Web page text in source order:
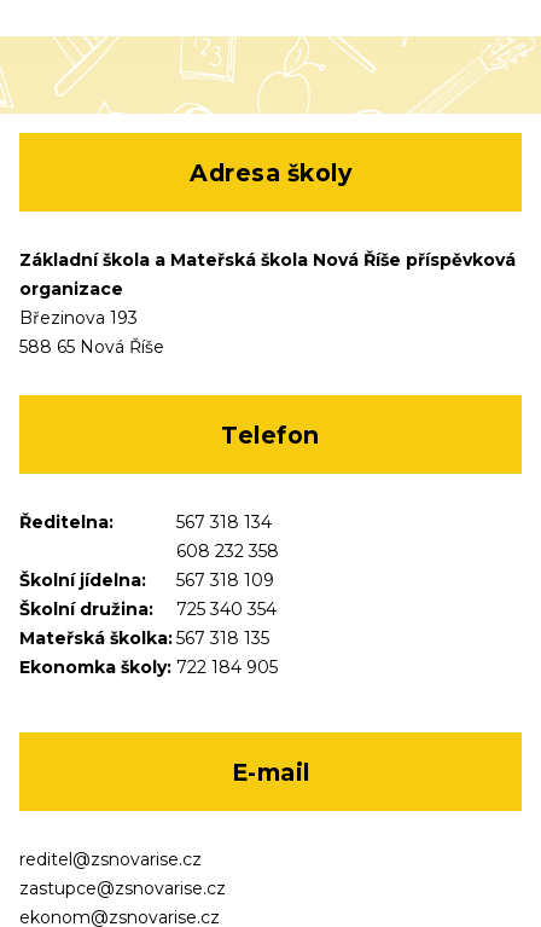
Adresa školy
Základní škola a Mateřská škola Nová Říše příspěvková
organizace
Březinova 193
588 65 Nová Říše
Telefon
Ředitelna:
567 318 134
608 232 358
Školní jídelna:
567 318 109
Školní družina:
725 340 354
Mateřská školka:567 318 135
Ekonomka školy: 722 184 905
E-mail
reditel@zsnovarise.cz
zastupce@zsnovarise.cz
ekonom@zsnovarise.cz